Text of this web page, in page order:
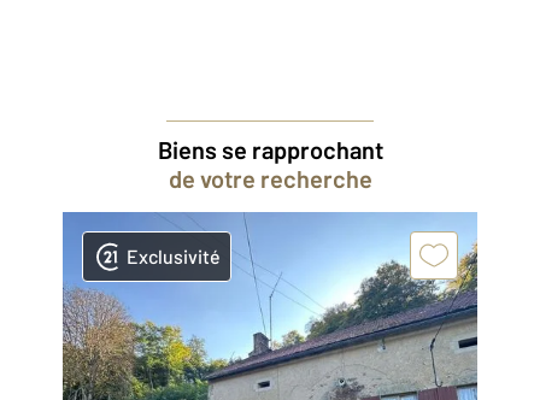
Biens se rapprochant
de votre recherche
Exclusivité